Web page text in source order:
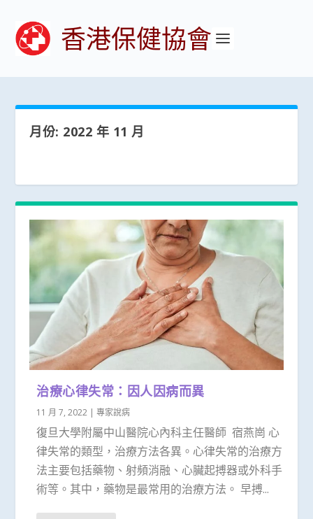
香港保健協會
月份: 2022 年 11 月
治療心律失常：因人因病而異
11 月 7, 2022 |專家說病
復旦大學附屬中山醫院心內科主任醫師 宿燕崗 心
律失常的類型，治療方法各異。心律失常的治療方
法主要包括藥物、射頻消融、心臟起搏器或外科手
術等。其中，藥物是最常用的治療方法。 早搏...